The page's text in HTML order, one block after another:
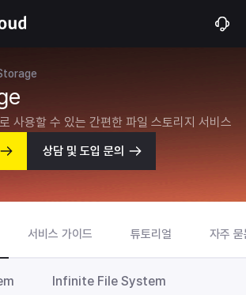
사용할 수 있는 간편한 파일 스토리지 서비스
상담 및 도입 문의
서비스 가이드 튜토리얼 자주
Infinite File System